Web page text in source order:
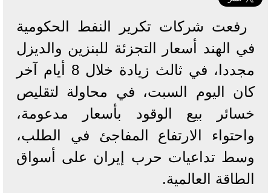
رفعت شركات تكرير النفط الحكومية
في الهند أسعار التجزئة للبنزين والديزل
مجددا، في ثالث زيادة خلال 8 أيام آخر
كان اليوم السبت، في محاولة لتقليص
خسائر بيع الوقود بأسعار مدعومة،
واحتواء الارتفاع المفاجئ في الطلب،
وسط تداعيات حرب إيران على أسواق
الطاقة العالمية.